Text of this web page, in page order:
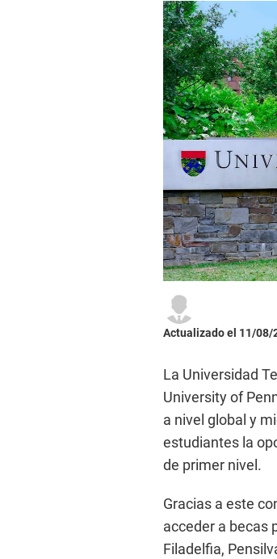
Actualizado el 11/08/
La Universidad
University of
a nivel global y
estudiantes la
de primer nivel.
Gracias a este
acceder a becas
Filadelfia,